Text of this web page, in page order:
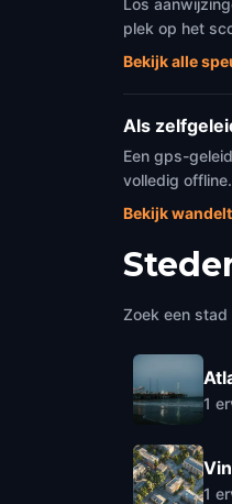
Los
plek op het
Bekijk alle
Als
Een gps-
volledig offline.
Bekijk
Zoek een stad
1
1